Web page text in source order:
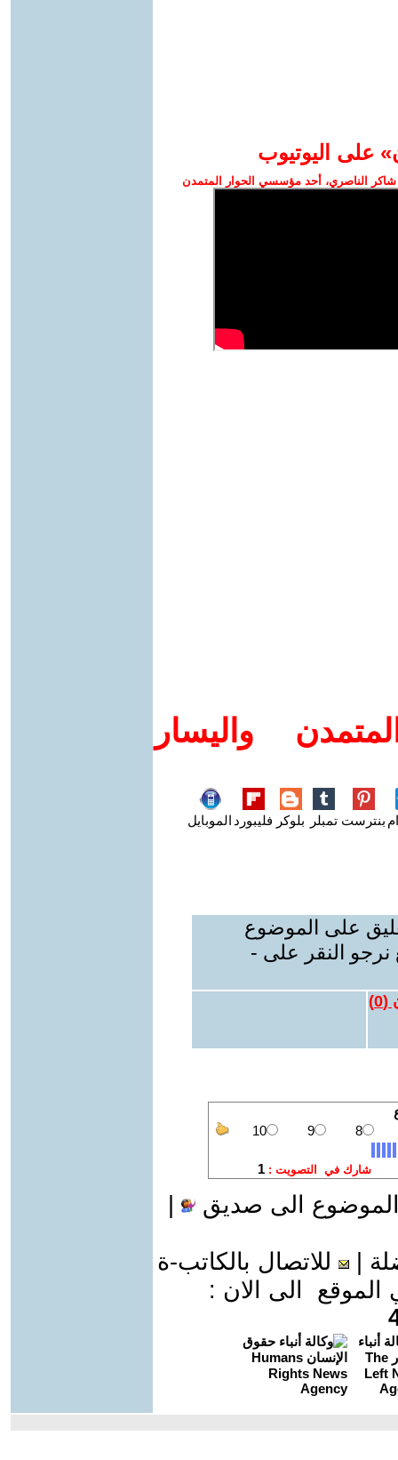
على اليوتيوب
الناصري، أحد مؤسسي الحوار المتمدن
واليسار
بنترست تمبلر بلوكر فليبورد الموبايل
على الموضوع
نرجو النقر على -
(
0
)
الى صديق
للاتصال بالكاتب-ة
الى الان :